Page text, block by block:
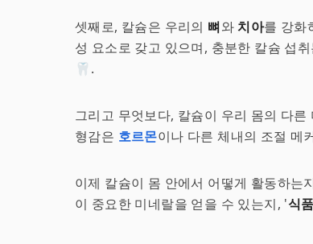
셋째로, 칼슘은 우리의 뼈와치아를 강화
성 요소로 갖고 있으며, 충분한 칼슘 섭
🦷.
그리고 무엇보다, 칼슘이 우리 몸의 다
형감은 호르몬이나 다른 체내의 조절 메
이제 칼슘이 몸 안에서 어떻게 활동하는
이 중요한 미네랄을 얻을 수 있는지, '식